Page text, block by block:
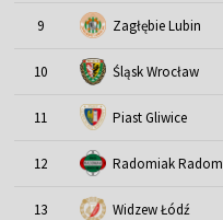
9 Zagłębie Lubin
10 Śląsk Wrocław
11 Piast Gliwice
12 Radomiak Radom
13 Widzew Łódź